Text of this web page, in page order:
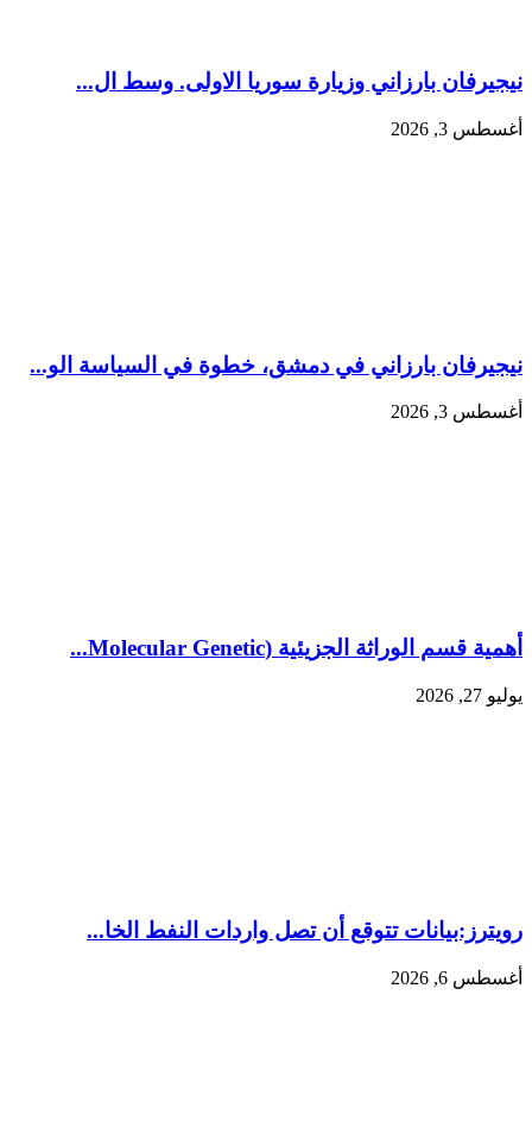
نيجيرفان بارزاني وزيارة سوريا الاولى. وسط ال...
أغسطس 3, 2026
نيجيرفان بارزاني في دمشق، خطوة في السياسة الو...
أغسطس 3, 2026
أهمية قسم الوراثة الجزيئية (Molecular Genetic...
يوليو 27, 2026
رويترز:‏بيانات تتوقع أن تصل واردات النفط الخا...
أغسطس 6, 2026